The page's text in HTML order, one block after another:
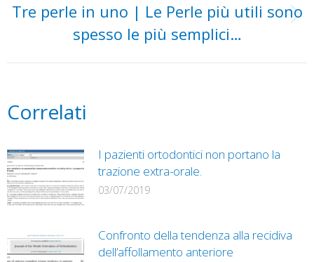
post
Prossimo
post:
Tre perle in uno | Le Perle più utili sono
spesso le più semplici…
Correlati
I pazienti ortodontici non portano la
trazione extra-orale.
03/07/2019
Confronto della tendenza alla recidiva
dell’affollamento anteriore